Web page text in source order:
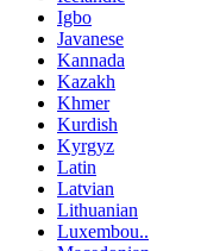
Igbo
Javanese
Kannada
Kazakh
Khmer
Kurdish
Kyrgyz
Latin
Latvian
Lithuanian
Luxembou..